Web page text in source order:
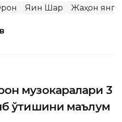
Яқин Шарқ Жаҳон
музокаралари 3
ўтишини маълум